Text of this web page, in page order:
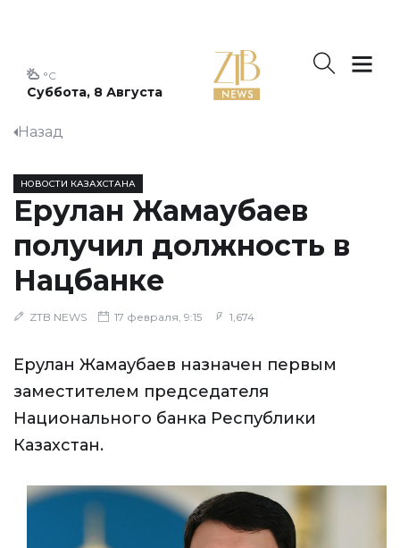
Суббота, 8 Августа
°C
Назад
НОВОСТИ КАЗАХСТАНА
Ерулан Жамаубаев
получил должность в
Нацбанке
ZTB NEWS 17 февраля, 9:15 1,674
Ерулан Жамаубаев назначен первым
заместителем председателя
Национального банка Республики
Казахстан.